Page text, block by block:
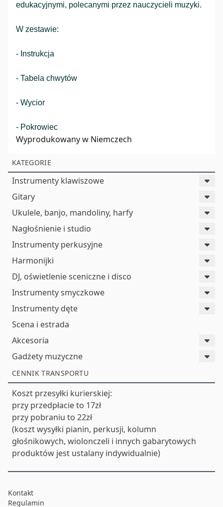
KATEGORIE
Instrumenty klawiszowe
Gitary
Ukulele, banjo, mandoliny, harfy
Nagłośnienie i studio
Instrumenty perkusyjne
Harmonijki
DJ, oświetlenie sceniczne i disco
Instrumenty smyczkowe
Instrumenty dęte
Scena i estrada
Akcesoria
Gadżety muzyczne
CENNIK TRANSPORTU
Koszt przesyłki kurierskiej:
przy przedpłacie to 17zł
przy pobraniu to 22zł
(koszt wysyłki pianin, perkusji, kolumn
głośnikowych, wiolonczeli i innych gabarytowych
produktów jest ustalany indywidualnie)
edukacyjnymi, polecanymi przez nauczycieli muzyki.
W zestawie:
- Instrukcja
- Tabela chwytów
- Wycior
- Pokrowiec
Wyprodukowany w Niemczech
Kontakt
Regulamin